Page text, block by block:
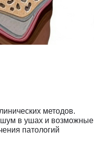
методов.
шум в ушах и возможные
патологий